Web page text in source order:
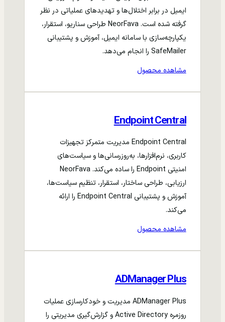
ایمیل در برابر اختلال‌ها و تهدیدهای عملیاتی در نظر
گرفته شده است. NeorFava طراحی سناریو، استقرار،
یکپارچه‌سازی با سامانه ایمیل، آموزش و پشتیبانی
SafeMailer را انجام می‌دهد.
مشاهده محصول
Endpoint Central
Endpoint Central مدیریت متمرکز تجهیزات
کاربری، نرم‌افزارها، به‌روزرسانی‌ها و سیاست‌های
امنیتی Endpoint را ساده می‌کند. NeorFava
ارزیابی، طراحی ساختار، استقرار، تنظیم سیاست‌ها،
آموزش و پشتیبانی Endpoint Central را ارائه
می‌کند.
مشاهده محصول
ADManager Plus
ADManager Plus مدیریت و خودکارسازی عملیات
روزمره Active Directory و گزارش‌گیری مدیریتی را